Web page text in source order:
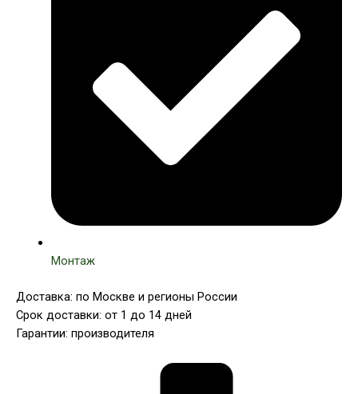
Монтаж
Доставка: по Москве и регионы России
Срок доставки: от 1 до 14 дней
Гарантии: производителя